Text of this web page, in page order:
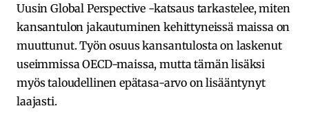
Uusin Global Perspective -katsaus tarkastelee, miten
kansantulon jakautuminen kehittyneissä maissa on
muuttunut. Työn osuus kansantulosta on laskenut
useimmissa OECD-maissa, mutta tämän lisäksi
myös taloudellinen epätasa-arvo on lisääntynyt
laajasti.